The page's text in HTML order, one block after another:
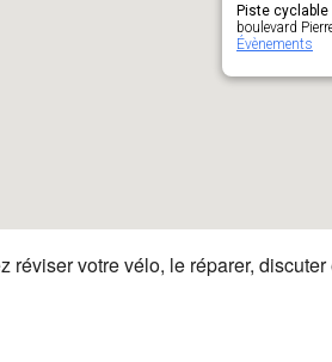
Piste cyclable
boulevard
Évènements
réviser votre vélo, le réparer, discuter